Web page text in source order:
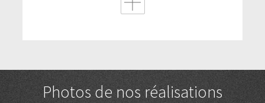
Photos de nos réalisations